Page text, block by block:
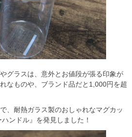
グラスは、意外とお値段が張る印象が
なものや、ブランド品だと1,000円を超
、耐熱ガラス製のおしゃれなマグカッ
ンドル』を発見しました！